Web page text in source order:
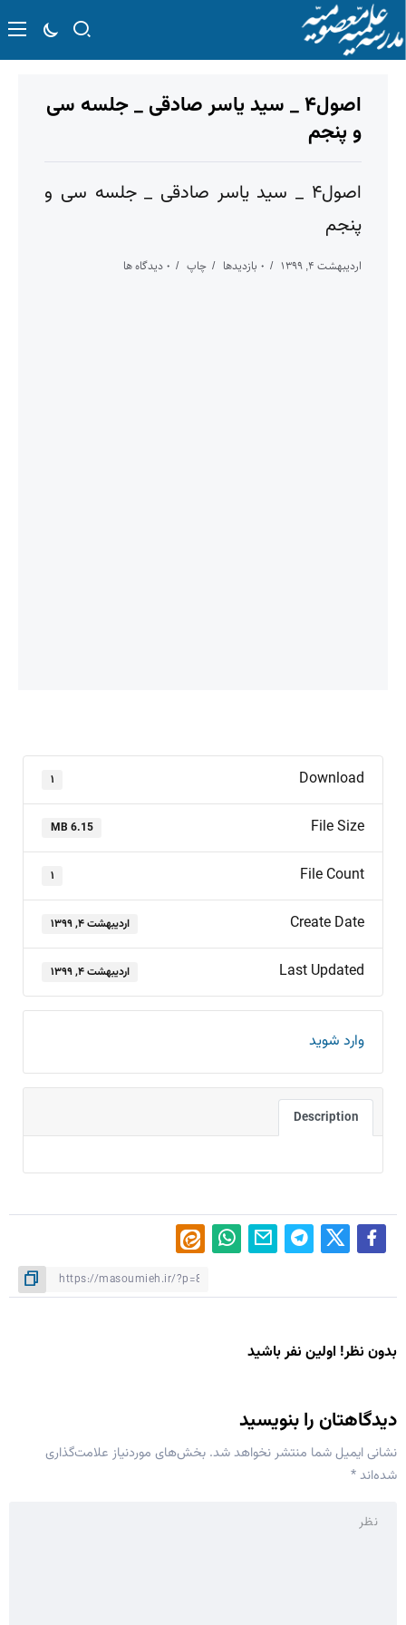
اصول۴ _ سید یاسر صادقی _ جلسه سی
و پنجم
اصول۴ _ سید یاسر صادقی _ جلسه سی و
پنجم
اردیبهشت ۴, ۱۳۹۹ ۰ بازدیدها چاپ ۰ دیدگاه ها
Download ۱
File Size
6.15 MB
File Count ۱
Create Date اردیبهشت ۴, ۱۳۹۹
Last Updated اردیبهشت ۴, ۱۳۹۹
وارد شوید
Description
بدون نظر! اولین نفر باشید
دیدگاهتان را بنویسید
نشانی ایمیل شما منتشر نخواهد شد. بخش‌های موردنیاز علامت‌گذاری
شده‌اند*